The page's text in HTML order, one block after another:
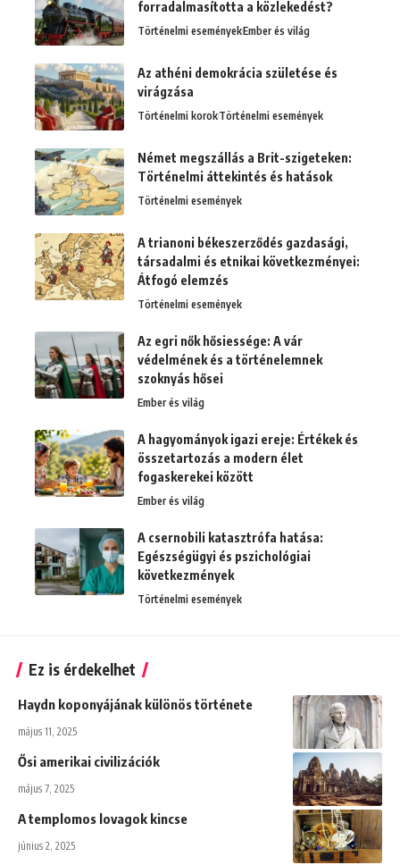
forradalmasította a közlekedést?
Történelmi eseményekEmber és világ
Az athéni demokrácia születése és
virágzása
Történelmi korokTörténelmi események
Német megszállás a Brit-szigeteken:
Történelmi áttekintés és hatások
Történelmi események
A trianoni békeszerződés gazdasági,
társadalmi és etnikai következményei:
Átfogó elemzés
Történelmi események
Az egri nők hősiessége: A vár
védelmének és a történelemnek
szoknyás hősei
Ember és világ
A hagyományok igazi ereje: Értékek és
összetartozás a modern élet
fogaskerekei között
Ember és világ
A csernobili katasztrófa hatása:
Egészségügyi és pszichológiai
következmények
Történelmi események
Ez is érdekelhet
Haydn koponyájának különös története
május 11, 2025
Ősi amerikai civilizációk
május 7, 2025
A templomos lovagok kincse
június 2, 2025